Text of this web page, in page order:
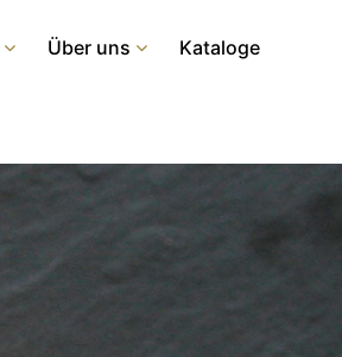
Über uns Kataloge